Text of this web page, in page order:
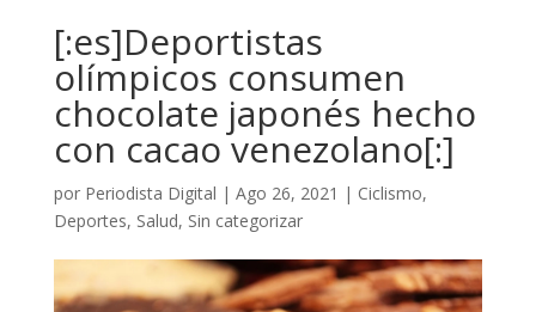
[:es]Deportistas
olímpicos consumen
chocolate japonés hecho
con cacao venezolano[:]
por Periodista Digital | Ago 26, 2021 | Ciclismo,
Deportes, Salud, Sin categorizar